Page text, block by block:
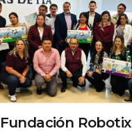
mi nombre, correo
en este navegador para la
un comentario.
comentario
Fundación